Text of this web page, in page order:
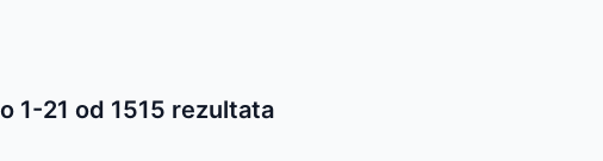
1-21 od 1515 rezultata